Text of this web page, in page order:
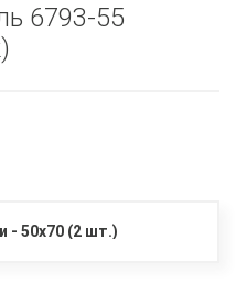
6793-55
- 50х70 (2 шт.)